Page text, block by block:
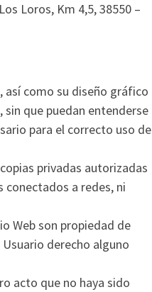
Loros, Km 4,5, 38550 –
como su diseño gráfico
sin que puedan entenderse
para el correcto uso de
privadas autorizadas
a redes, ni
Web son propiedad de
Usuario derecho alguno
acto que no haya sido